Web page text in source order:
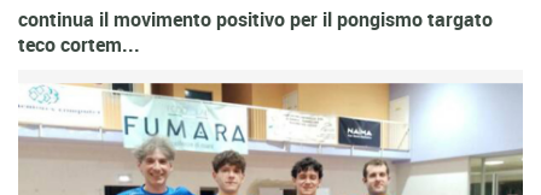
continua il movimento positivo per il pongismo targato
teco cortem...